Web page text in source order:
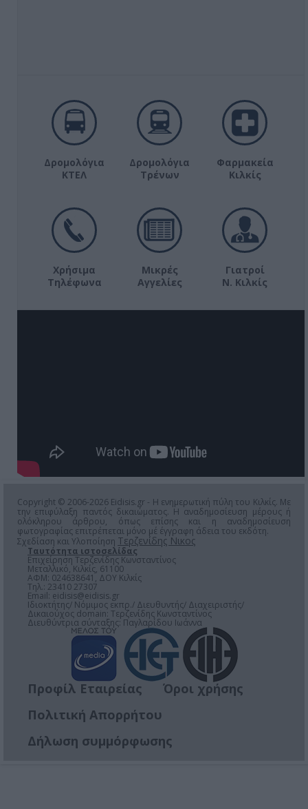
Δρομολόγια
ΚΤΕΛ
Δρομολόγια
Τρένων
Φαρμακεία
Κιλκίς
Χρήσιμα
Τηλέφωνα
Μικρές
Αγγελίες
Γιατροί
Ν. Κιλκίς
Copyright © 2006-2026 Eidisis.gr - Η ενημερωτική πύλη του Κιλκίς. Με
την επιφύλαξη παντός δικαιώματος. Η αναδημοσίευση μέρους ή
ολόκληρου άρθρου, όπως επίσης και η αναδημοσίευση
φωτογραφίας επιτρέπεται μόνο μέ έγγραφη άδεια του εκδότη.
Σχεδίαση και Υλοποίηση Τερζενίδης Νικος
Ταυτότητα ιστοσελίδας
Επιχείρηση Τερζενίδης Κωνσταντίνος
Μεταλλικό, Κιλκίς, 61100
ΑΦΜ: 024638641, ΔΟΥ Κιλκίς
Τηλ.: 23410 27307
Email: eidisis@eidisis.gr
Ιδιοκτήτης/ Νόμιμος εκπρ./ Διευθυντής/ Διαχειριστής/
Δικαιούχος domain: Τερζενίδης Κωνσταντίνος
Διευθύντρια σύνταξης: Παγλαρίδου Ιωάννα
Προφίλ Εταιρείας
Όροι χρήσης
Πολιτική Απορρήτου
Δήλωση συμμόρφωσης